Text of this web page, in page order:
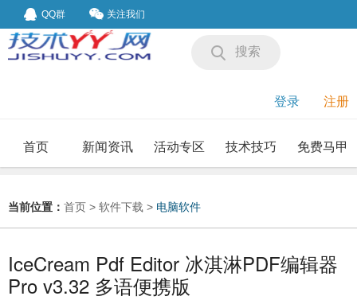
QQ群 关注我们
搜索
登录 注册
首页 新闻资讯 活动专区 技术技巧 免费马甲
当前位置： 首页 > 软件下载 > 电脑软件
IceCream Pdf Editor 冰淇淋PDF编辑器
Pro v3.32 多语便携版